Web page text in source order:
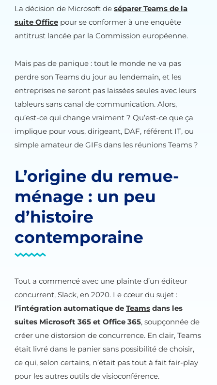
La décision de Microsoft de séparer Teams de la
suite Office pour se conformer à une enquête
antitrust lancée par la Commission européenne.
Mais pas de panique : tout le monde ne va pas
perdre son Teams du jour au lendemain, et les
entreprises ne seront pas laissées seules avec leurs
tableurs sans canal de communication. Alors,
qu’est-ce qui change vraiment ? Qu’est-ce que ça
implique pour vous, dirigeant, DAF, référent IT, ou
simple amateur de GIFs dans les réunions Teams ?
L’origine du remue-
ménage : un peu
d’histoire
contemporaine
Tout a commencé avec une plainte d’un éditeur
concurrent, Slack, en 2020. Le cœur du sujet :
l’intégration automatique de Teams dans les
suites Microsoft 365 et Office 365, soupçonnée de
créer une distorsion de concurrence. En clair, Teams
était livré dans le panier sans possibilité de choisir,
ce qui, selon certains, n’était pas tout à fait fair-play
pour les autres outils de visioconférence.